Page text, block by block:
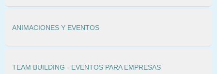
ANIMACIONES Y EVENTOS
TEAM BUILDING - EVENTOS PARA EMPRESAS